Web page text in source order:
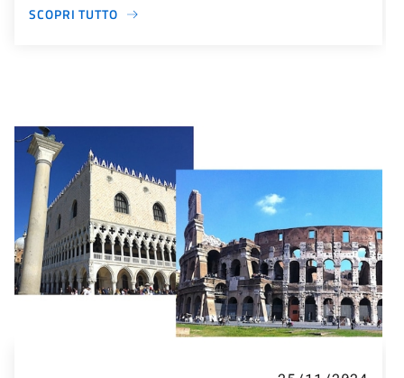
SCOPRI TUTTO